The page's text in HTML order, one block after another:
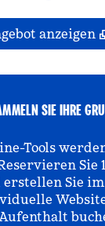
anzeigen
SIE IHRE
Tools
Sie
Sie